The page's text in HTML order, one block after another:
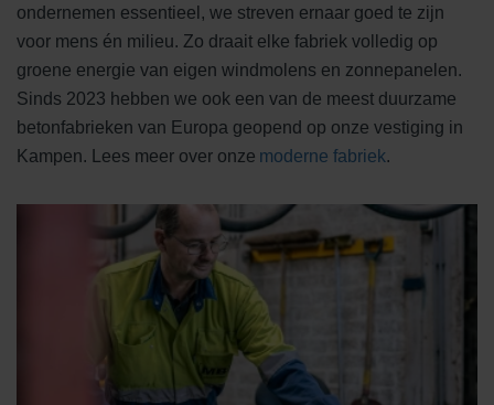
ondernemen essentieel, we streven ernaar goed te zijn
voor mens én milieu. Zo draait elke fabriek volledig op
groene energie van eigen windmolens en zonnepanelen.
Sinds 2023 hebben we ook een van de meest duurzame
betonfabrieken van Europa geopend op onze vestiging in
Kampen. Lees meer over onze moderne fabriek.